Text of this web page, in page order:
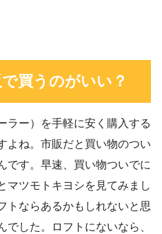
買うのがいい？
ラー）を手軽に安く購入する
よね。市販だと買い物のつい
です。早速、買い物ついでに
マツモトキヨシを見てみまし
トならあるかもしれないと思
した。ロフトにないなら、